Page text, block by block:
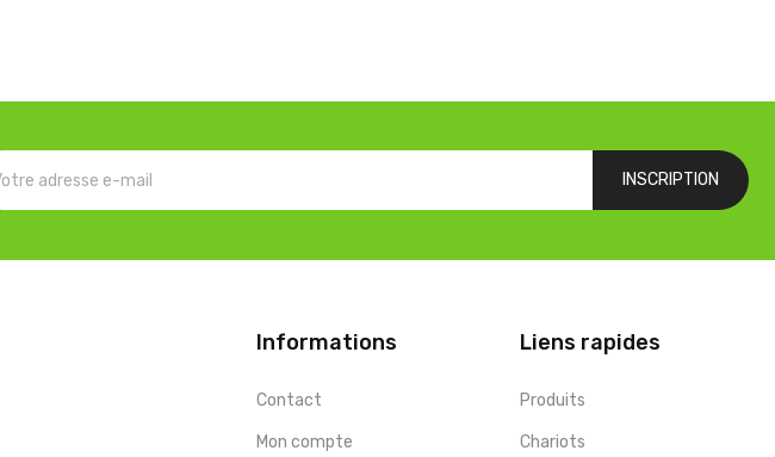
INSCRIPTION
Informations
Contact
Mon compte
Liens rapides
Produits
Chariots